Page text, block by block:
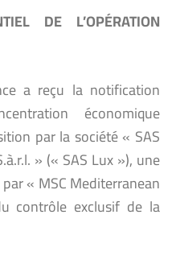
DE L’OPÉRATION
a reçu la notification
économique
par la société « SAS
» (« SAS Lux »), une
« MSC Mediterranean
contrôle exclusif de la